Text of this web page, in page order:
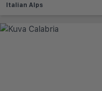
Italian Alps